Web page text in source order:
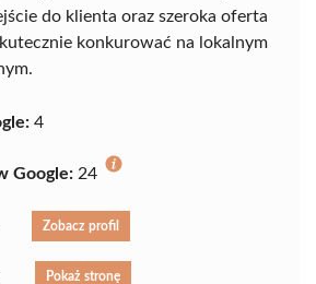
do klienta oraz szeroka oferta
konkurować na lokalnym
4
Google: 24
Zobacz profil
Pokaż stronę